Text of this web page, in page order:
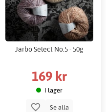
Järbo Select No.5 - 50g
169 kr
I lager
Se alla